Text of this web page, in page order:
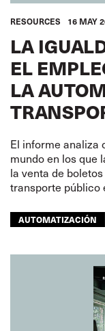
RESOURCES 16 MAY
LA
EL
LA
El informe analiza
mundo en los que
la venta de
transporte público
AUTOMATIZACIÓN